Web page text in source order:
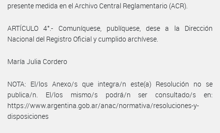
presente medida en el Archivo Central Reglamentario (ACR).
ARTÍCULO 4°.- Comuníquese, publíquese, dese a la Dirección
Nacional del Registro Oficial y cumplido archívese.
María Julia Cordero
NOTA: El/los Anexo/s que integra/n este(a) Resolución no se
publica/n. El/los mismo/s podrá/n ser consultado/s en:
https://www.argentina.gob.ar/anac/normativa/resoluciones-y-
disposiciones